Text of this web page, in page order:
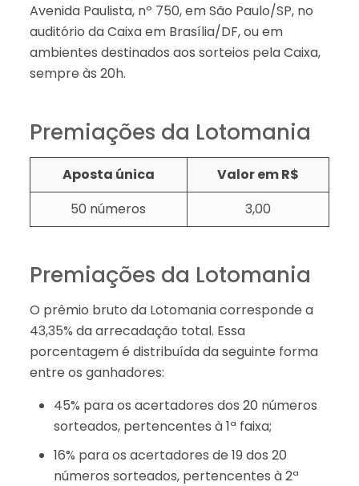
Avenida Paulista, nº 750, em São Paulo/SP, no
auditório da Caixa em Brasília/DF, ou em
ambientes destinados aos sorteios pela Caixa,
sempre às 20h.
Premiações da Lotomania
Aposta única
Valor em R$
50 números
3,00
Premiações da Lotomania
O prêmio bruto da Lotomania corresponde a
43,35% da arrecadação total. Essa
porcentagem é distribuída da seguinte forma
entre os ganhadores:
45% para os acertadores dos 20 números
sorteados, pertencentes à 1ª faixa;
16% para os acertadores de 19 dos 20
números sorteados, pertencentes à 2ª